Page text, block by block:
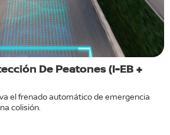
De Peatones (I-EB +
el frenado automático de emergencia
colisión.